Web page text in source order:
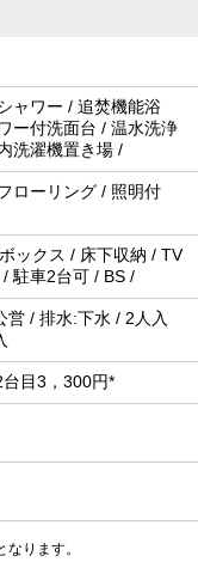
ャワー / 追焚機能浴
ー付洗面台 / 温水洗浄
洗濯機置き場 /
ローリング / 照明付
ックス / 床下収納 / TV
駐車2台可 / BS /
営 / 排水:下水 / 2人入
目3，300円*
ります。